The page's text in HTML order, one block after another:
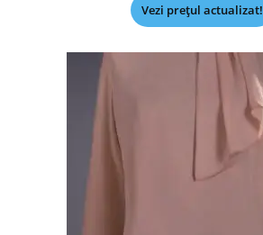
Vezi prețul actualizat!